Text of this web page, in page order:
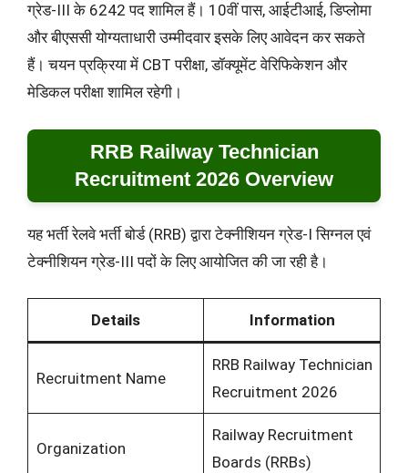
ग्रेड-III के 6242 पद शामिल हैं। 10वीं पास, आईटीआई, डिप्लोमा
और बीएससी योग्यताधारी उम्मीदवार इसके लिए आवेदन कर सकते
हैं। चयन प्रक्रिया में CBT परीक्षा, डॉक्यूमेंट वेरिफिकेशन और
मेडिकल परीक्षा शामिल रहेगी।
RRB Railway Technician
Recruitment 2026 Overview
यह भर्ती रेलवे भर्ती बोर्ड (RRB) द्वारा टेक्नीशियन ग्रेड-I सिग्नल एवं
टेक्नीशियन ग्रेड-III पदों के लिए आयोजित की जा रही है।
Details Information
Recruitment Name
RRB Railway Technician
Recruitment 2026
Organization
Railway Recruitment
Boards (RRBs)